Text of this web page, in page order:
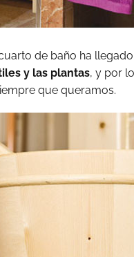
de baño ha
y las plantas, y por
que queramos.